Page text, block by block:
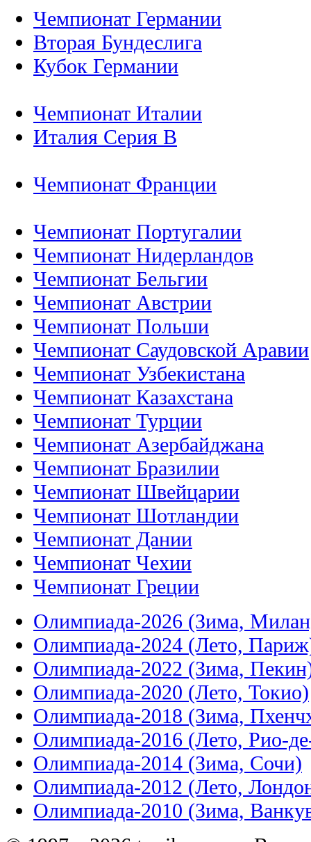
Чемпионат Германии
Вторая Бундеслига
Кубок Германии
Чемпионат Италии
Италия Серия B
Чемпионат Франции
Чемпионат Португалии
Чемпионат Нидерландов
Чемпионат Бельгии
Чемпионат Австрии
Чемпионат Польши
Чемпионат Саудовской Аравии
Чемпионат Узбекистана
Чемпионат Казахстана
Чемпионат Турции
Чемпионат Азербайджана
Чемпионат Бразилии
Чемпионат Швейцарии
Чемпионат Шотландии
Чемпионат Дании
Чемпионат Чехии
Чемпионат Греции
Олимпиада-2026 (Зима,
Олимпиада-2024 (Лето,
Олимпиада-2022 (Зима,
Олимпиада-2020 (Лето, Токио)
Олимпиада-2018 (Зима,
Олимпиада-2016 (Лето, Рио-
Олимпиада-2014 (Зима, Сочи)
Олимпиада-2012 (Лето,
Олимпиада-2010 (Зима,